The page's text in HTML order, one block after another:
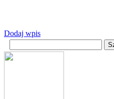
Dodaj wpis